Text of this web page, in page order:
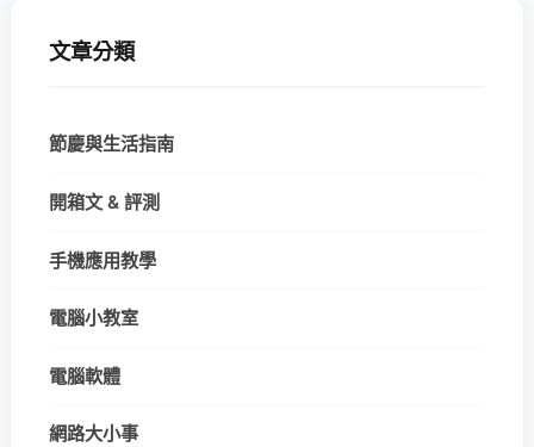
文章分類
節慶與生活指南
開箱文 & 評測
手機應用教學
電腦小教室
電腦軟體
網路大小事